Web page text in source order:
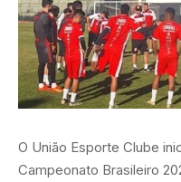
O União Esporte Clube
Campeonato Brasileiro